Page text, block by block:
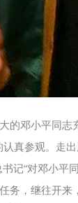
邓小平同
真参观。走
记“对邓小
，继往开来